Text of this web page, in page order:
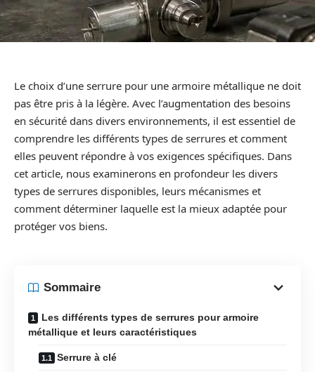
Le choix d’une serrure pour une armoire métallique ne doit
pas être pris à la légère. Avec l’augmentation des besoins
en sécurité dans divers environnements, il est essentiel de
comprendre les différents types de serrures et comment
elles peuvent répondre à vos exigences spécifiques. Dans
cet article, nous examinerons en profondeur les divers
types de serrures disponibles, leurs mécanismes et
comment déterminer laquelle est la mieux adaptée pour
protéger vos biens.
Sommaire
Les différents types de serrures pour armoire
métallique et leurs caractéristiques
Serrure à clé